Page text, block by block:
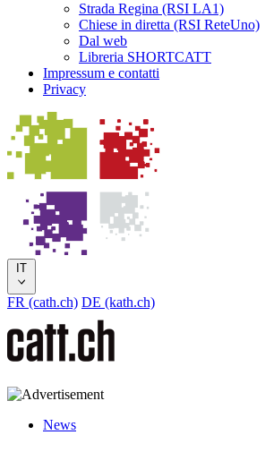
Strada Regina (RSI LA1)
Chiese in diretta (RSI ReteUno)
Dal web
Libreria SHORTCATT
Impressum e contatti
Privacy
IT
FR (cath.ch) DE (kath.ch)
News